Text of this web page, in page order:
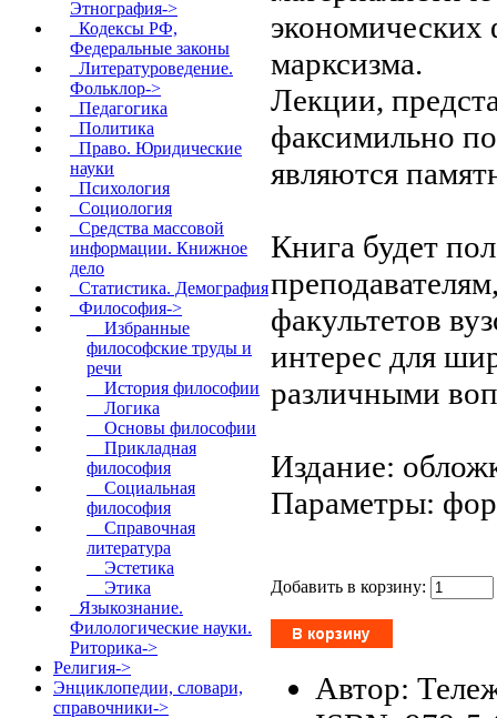
Этнография->
Кодексы РФ,
Федеральные законы
Литературоведение.
Фольклор->
Педагогика
Политика
Право. Юридические
науки
Психология
Социология
Средства массовой
информации. Книжное
дело
Статистика. Демография
Философия->
Избранные
философские труды и
речи
История философии
Логика
Основы философии
Прикладная
философия
Социальная
философия
Справочная
литература
Эстетика
Этика
Языкознание.
Филологические науки.
Риторика->
Религия->
Энциклопедии, словари,
справочники->
марксизма.
Лекции,
факсимильно
являются
Книга будет
факультетов
интерес для
различными
Издание:
Параметры:
Добавить в корзину:
Автор: